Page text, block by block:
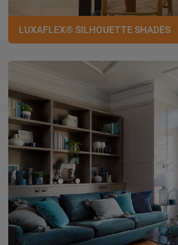
LUXAFLEX® SILHOUETTE SHADES